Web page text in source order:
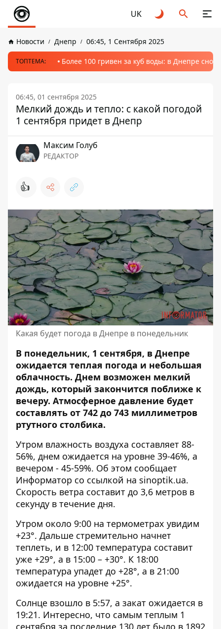
UK
Новости Днепр 06:45, 1 Сентября 2025
ТОПТЕМА: Более 100 гривен за куб воды: в Днепре
06:45, 01 сентября 2025
Мелкий дождь и тепло: с какой погодой
1 сентября придет в Днепр
Максим Голуб
РЕДАКТОР
👍
Какая будет погода в Днепре в понедельник
В понедельник, 1 сентября, в Днепре
ожидается теплая погода и небольшая
облачность. Днем возможен мелкий
дождь, который закончится поближе к
вечеру. Атмосферное давление будет
составлять от 742 до 743 миллиметров
ртутного столбика.
Утром влажность воздуха составляет 88-
56%, днем ​​ожидается на уровне 39-46%, а
вечером - 45-59%. Об этом сообщает
Информатор со ссылкой на sinoptik.ua.
Скорость ветра составит до 3,6 метров в
секунду в течение дня.
Утром около 9:00 на термометрах увидим
+23°. Дальше стремительно начнет
теплеть, и в 12:00 температура составит
уже +29°, а в 15:00 – +30°. К 18:00
температура упадет до +28°, а в 21:00
ожидается на уровне +25°.
Солнце взошло в 5:57, а закат ожидается в
19:21. Интересно, что самым теплым 1
сентября за последние 130 лет было в 1892